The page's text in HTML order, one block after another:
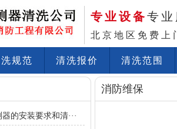
专业设备专
北京地区免费上
规范 清洗报价 清洗范围
的安装要求和清···
消防维保